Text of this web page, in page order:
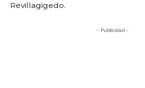
Revillagigedo.
- Publicidad -